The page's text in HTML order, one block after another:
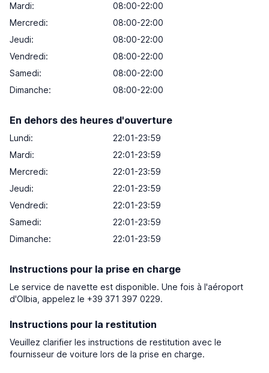
Mardi:
08:00-22:00
Mercredi:
08:00-22:00
Jeudi:
08:00-22:00
Vendredi:
08:00-22:00
Samedi:
08:00-22:00
Dimanche: 08:00-22:00
En dehors des heures d'ouverture
Lundi:
22:01-23:59
Mardi:
22:01-23:59
Mercredi:
22:01-23:59
Jeudi:
22:01-23:59
Vendredi:
22:01-23:59
Samedi:
22:01-23:59
Dimanche:
22:01-23:59
Instructions pour la prise en charge
Le service de navette est disponible. Une fois à l'aéroport
d'Olbia, appelez le +39 371 397 0229.
Instructions pour la restitution
Veuillez clarifier les instructions de restitution avec le
fournisseur de voiture lors de la prise en charge.